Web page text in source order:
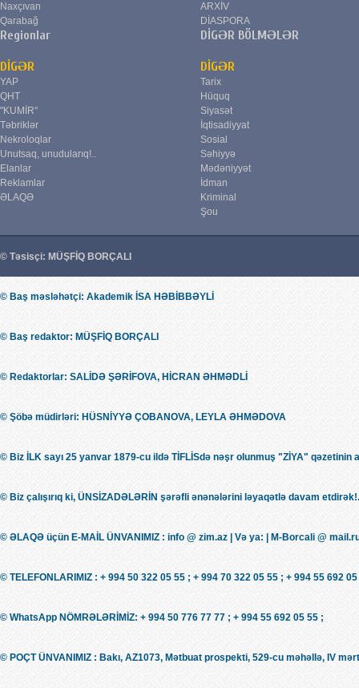
Naxçıvan
Qarabağ
Regionlar
ARXİV
DİASPORA
DİGƏR BÖLMƏLƏR
DİGƏR
YAP
QHT
"KUMİR"
Təbriklər
Nekroloqlar
Unutsaq, unudularıq!..
Elanlar
Reklamlar
ƏLAQƏ
DİGƏR
Tarix
Hüquq
Siyasət
İqtisadiyyat
Sosial
Səhiyyə
Mədəniyyət
İdman
Kriminal
Şou
© Təsisçi: MÜŞFİQ BORÇALI
© Baş məsləhətçi: Akademik İSA HƏBİBBƏYLİ
© Baş redaktor: MÜŞFİQ BORÇALI
© Redaktorlar: SALİDƏ ŞƏRİFOVA, HİCRAN ƏHMƏDLİ
© Şöbə müdirləri: HÜSNİYYƏ ÇOBANOVA, LEYLA ƏHMƏDOVA
© Biz İLK sayı 25 yanvar 1879-cu ildə TİFLİSdə nəşr olunmuş "ZİYA" qəzetinin
© Biz çalışırıq ki, ÜNSİZADƏLƏRİN şərəfli ənənələrini ləyaqətlə davam
© ƏLAQƏ üçün E-MAİL ÜNVANIMIZ : info @ zim.az | Və ya: | M-Borcali @
© TELEFONLARIMIZ : + 994 50 322 05 55 ; + 994 70 322 05 55 ; + 994 55 692
© WhatsApp NÖMRƏLƏRİMİZ: + 994 50 776 77 77 ; + 994 55 692 05 55 ;
© POÇT ÜNVANIMIZ : Bakı, AZ1073, Mətbuat prospekti, 529-cu məhəllə, IV